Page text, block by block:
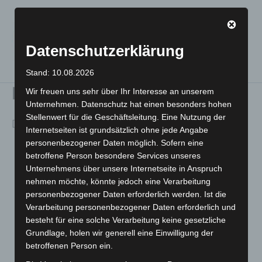
Zum
des Umweltschutzes
und der Lebensqualität
Reparaturanfrage
[forminator_form id=“290″]
Datenschutzerklärung
Stand: 10.08.2026
Wir freuen uns sehr über Ihr Interesse an unserem
Unternehmen. Datenschutz hat einen besonders hohen
Stellenwert für die Geschäftsleitung. Eine Nutzung der
Internetseiten ist grundsätzlich ohne jede Angabe
personenbezogener Daten möglich. Sofern eine
betroffene Person besondere Services unseres
Unternehmens über unsere Internetseite in Anspruch
nehmen möchte, könnte jedoch eine Verarbeitung
personenbezogener Daten erforderlich werden. Ist die
Verarbeitung personenbezogener Daten erforderlich und
besteht für eine solche Verarbeitung keine gesetzliche
Grundlage, holen wir generell eine Einwilligung der
betroffenen Person ein.